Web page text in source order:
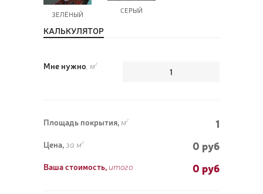
ЗЕЛЁНЫЙ СЕРЫЙ
КАЛЬКУЛЯТОР
Мне нужно , м 2
Площадь покрытия, м 2 1
Цена, за м 2 0 руб
Ваша стоимость, итого 0 руб